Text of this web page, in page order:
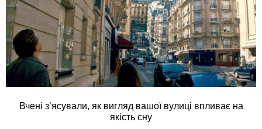
Вчені з’ясували, як вигляд вашої вулиці впливає на
якість сну